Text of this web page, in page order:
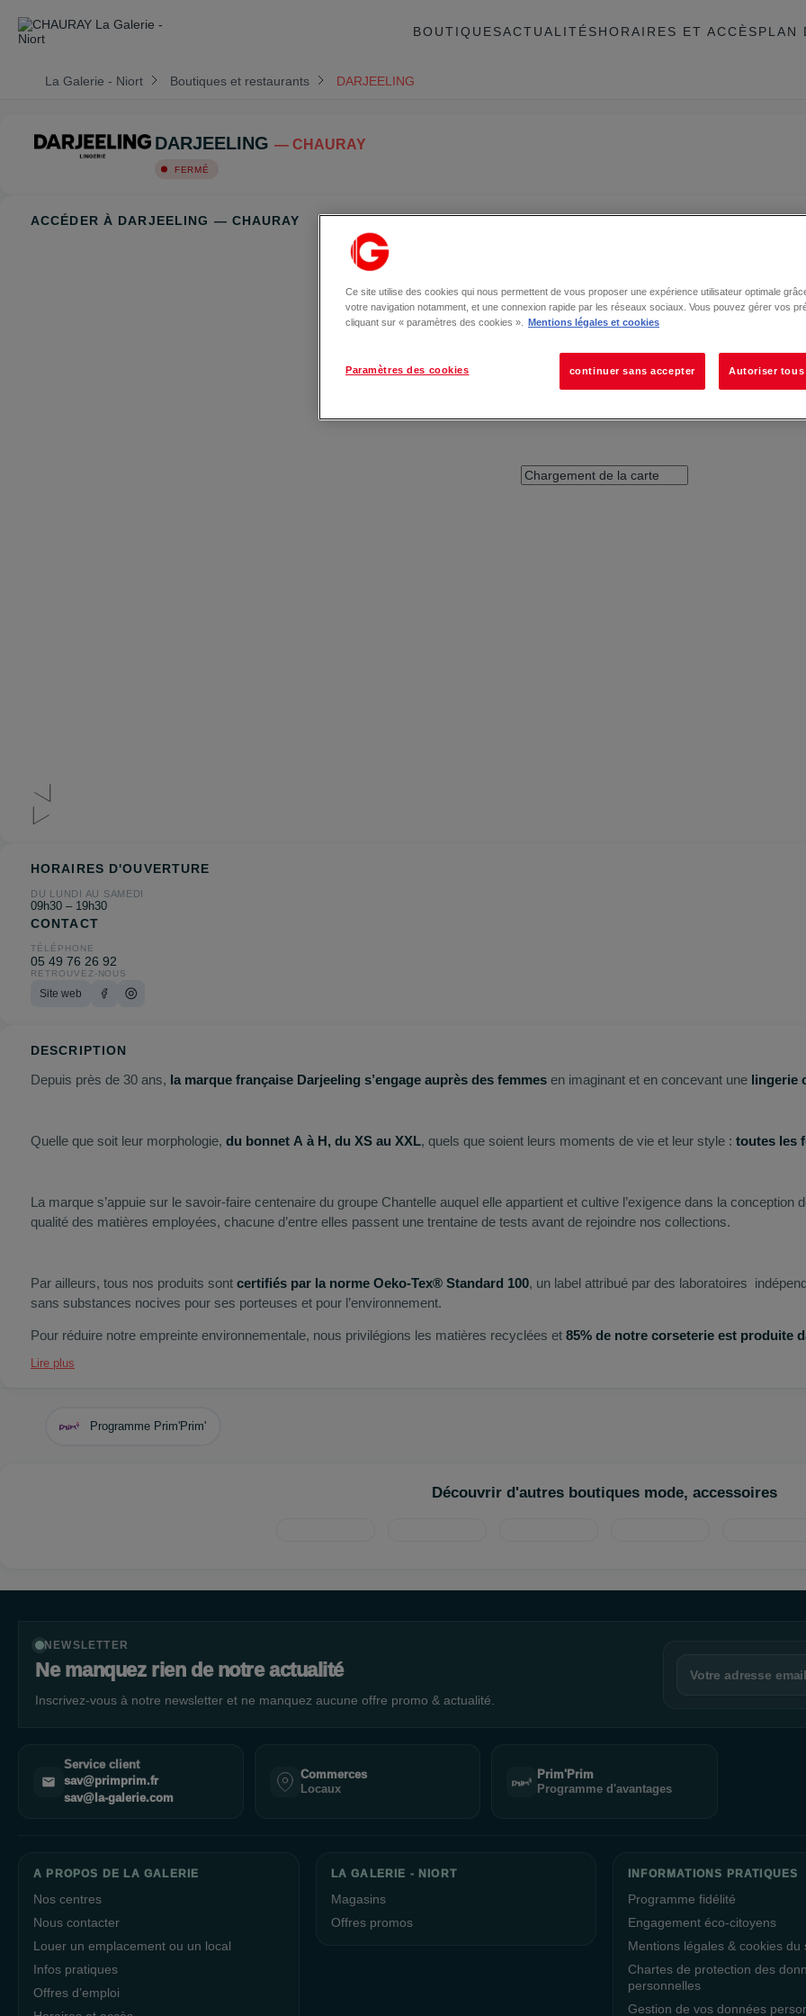
BOUTIQUESACTUALITÉSHORAIRES ET ACCÈSPLAN
La Galerie - Niort Boutiques et restaurants DARJEELING
DARJEELING — CHAURAY
FERMÉ
ACCÉDER À DARJEELING — CHAURAY
HORAIRES D'OUVERTURE
DU LUNDI AU SAMEDI
09h30 – 19h30
CONTACT
TÉLÉPHONE
05 49 76 26 92
RETROUVEZ-NOUS
Site web
DESCRIPTION
Depuis près de 30 ans, la marque française Darjeeling s’engage auprès des femmes en imaginant et en concevant une lingerie
Quelle que soit leur morphologie, du bonnet A à H, du XS au XXL, quels que soient leurs moments de vie et leur style : toutes les
La marque s’appuie sur le savoir-faire centenaire du groupe Chantelle auquel elle appartient et cultive l’exigence dans la
qualité des matières employées, chacune d’entre elles passent une trentaine de tests avant de rejoindre nos collections.
Par ailleurs, tous nos produits sont certifiés par la norme Oeko-Tex® Standard 100, un label attribué par des laboratoires
sans substances nocives pour ses porteuses et pour l’environnement.
Pour réduire notre empreinte environnementale, nous privilégions les matières recyclées et 85% de notre corseterie est produite
Lire plus
Programme Prim'Prim'
Découvrir d'autres boutiques mode, accessoires
NEWSLETTER
Ne manquez rien de notre actualité
Inscrivez-vous à notre newsletter et ne manquez aucune offre promo & actualité.
Service client
sav@primprim.fr
sav@la-galerie.com
Commerces
Locaux
Prim'Prim
Programme d'avantages
A PROPOS DE LA GALERIE
Nos centres
Nous contacter
Louer un emplacement ou un local
Infos pratiques
Offres d’emploi
LA GALERIE - NIORT
Magasins
Offres promos
INFORMATIONS PRATIQUES
Programme fidélité
Engagement éco-citoyens
Mentions légales & cookies du
Chartes de protection des
personnelles
Gestion de vos données
Ce site utilise des cookies qui nous permettent de vous proposer une expérience utilisateur optimale
votre navigation notamment, et une connexion rapide par les réseaux sociaux. Vous pouvez gérer vos
cliquant sur « paramètres des cookies ».
Mentions légales et cookies
Paramètres des cookies continuer sans accepter Autoriser